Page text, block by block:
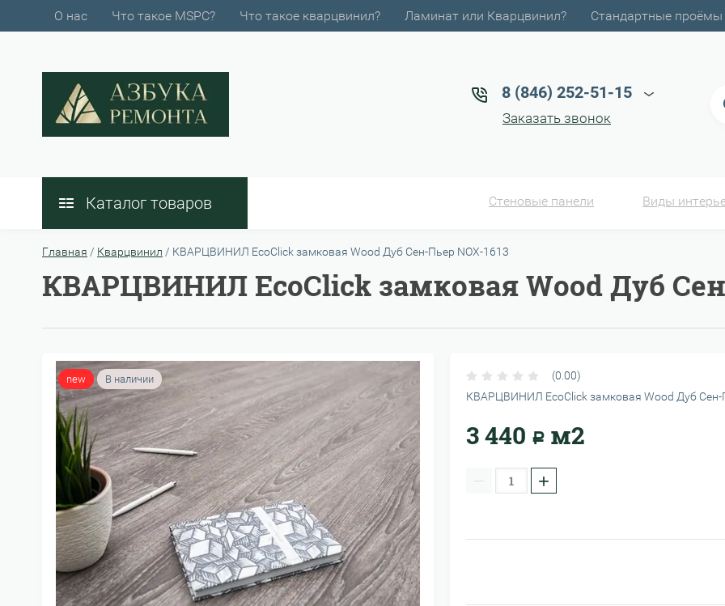
О нас Что такое MSPC? Что такое кварцвинил? Ламинат или Кварцвинил? Стандартные проёмы
8 (846) 252-51-15
Заказать звонок
Каталог товаров Стеновые панели Виды
Главная / Кварцвинил / КВАРЦВИНИЛ EcoClick замковая Wood Дуб Сен-Пьер NOX-1613
КВАРЦВИНИЛ EcoClick замковая Wood Дуб
new В наличии
(0.00)
КВАРЦВИНИЛ EcoClick замковая Wood Дуб Сен-
3 440 Р м2
− +